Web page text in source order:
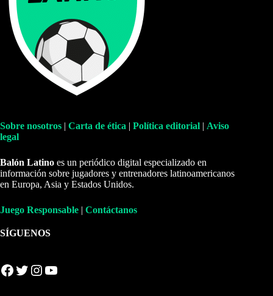
Sobre nosotros | Carta de ética | Política editorial | Aviso
legal
Balón Latino es un periódico digital especializado en
información sobre jugadores y entrenadores latinoamericanos
en Europa, Asia y Estados Unidos.
Juego Responsable | Contáctanos
SÍGUENOS
Facebook Twitter Instagram YouTube